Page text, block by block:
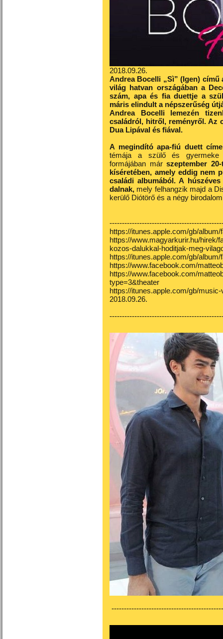
2018.09.26.
Andrea Bocelli „Sì” (Igen)
világ hatvan országában a
szám, apa és fia duettje a
máris elindult a népszerűség
Andrea Bocelli lemezén
családról, hitről, reményről. Az
Dua Lipával és fiával.
A megindító apa-fiú duett
témája a szülő és gyermeke
formájában márszeptember
kíséretében, amely eddig nem
családi albumából. A
dalnak, mely felhangzik majd a
kerülő Diótörő és a négy
https://itunes.apple.com/gb/
https://www.magyarkurir.hu/hirek/
kozos-dalukkal-hoditjak-meg-
https://itunes.apple.com/gb/
https://www.facebook.com/
https://www.facebook.com/
type=3&theater
https://itunes.apple.com/gb/
2018.09.26.